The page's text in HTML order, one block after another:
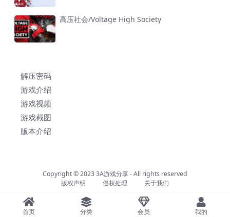
高压社会/Voltage High Society
解压密码
游戏介绍
游戏视频
游戏截图
版本介绍
Copyright © 20233A游戏分享- All rights reserved
版权声明
侵权处理 关于我们
首页 分类 会员 我的